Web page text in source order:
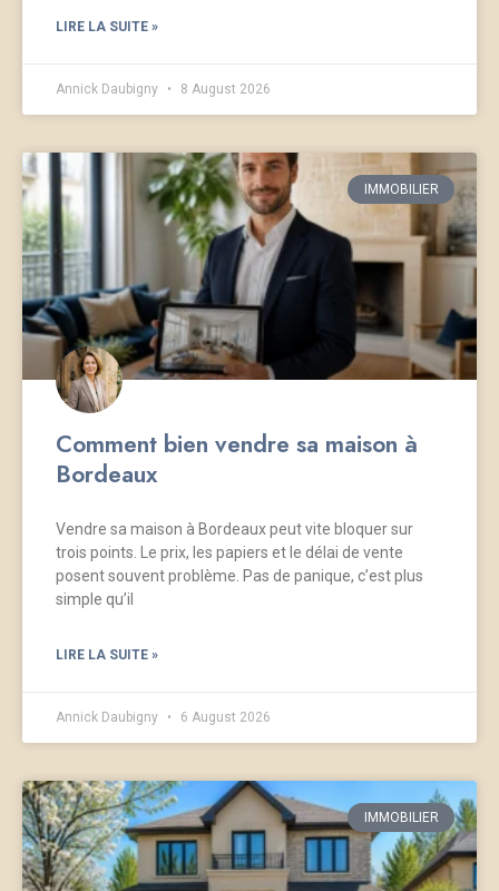
LIRE LA SUITE »
Annick Daubigny 8 August 2026
IMMOBILIER
Comment bien vendre sa maison à
Bordeaux
Vendre sa maison à Bordeaux peut vite bloquer sur
trois points. Le prix, les papiers et le délai de vente
posent souvent problème. Pas de panique, c’est plus
simple qu’il
LIRE LA SUITE »
Annick Daubigny 6 August 2026
IMMOBILIER